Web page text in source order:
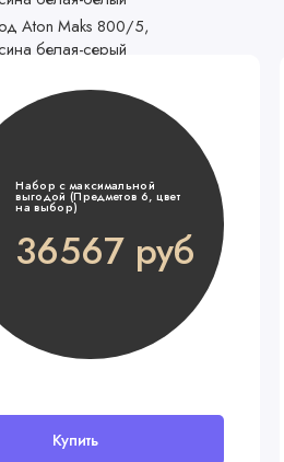
Набор с максимальной
выгодой (Предметов 6, цвет
на выбор)
36567 руб
Купить